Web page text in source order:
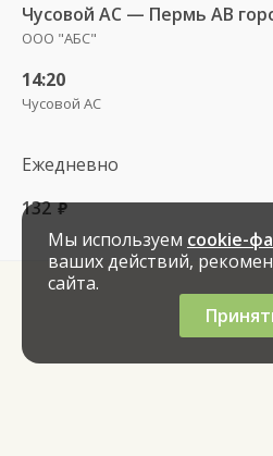
Чусовой АС — Пермь АВ
ООО "АБС"
14:20
Чусовой АС
Ежедневно
132 руб.
Мы используем cookie-
ваших действий,
сайта.